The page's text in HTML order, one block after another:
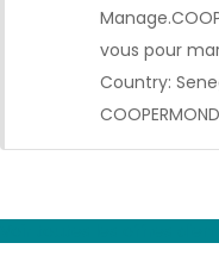
vous pour
Country: